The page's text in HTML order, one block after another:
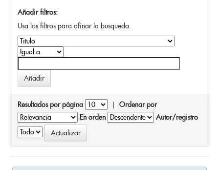
Añadir filtros:
Usa los filtros para afinar la busqueda.
Resultados por página | Ordenar por
En orden
Autor/registro